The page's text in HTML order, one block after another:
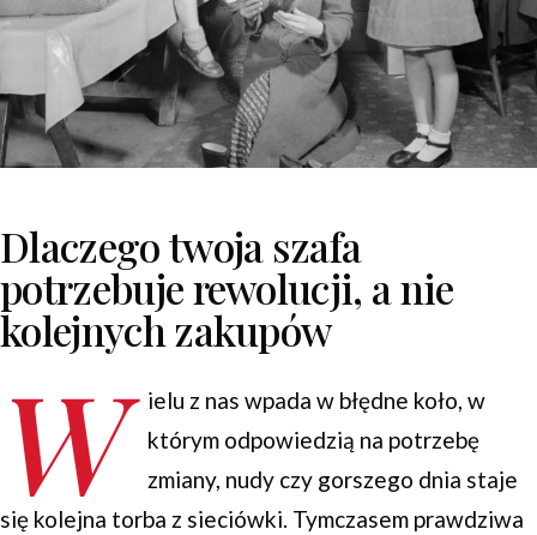
Dlaczego twoja szafa
potrzebuje rewolucji, a nie
kolejnych zakupów
W
ielu z nas wpada w błędne koło, w
którym odpowiedzią na potrzebę
zmiany, nudy czy gorszego dnia staje
się kolejna torba z sieciówki. Tymczasem prawdziwa